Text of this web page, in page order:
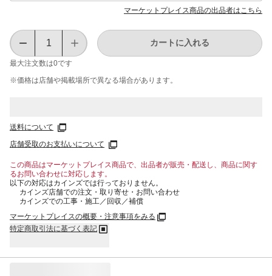
マーケットプレイス商品の出品者はこちら
最大注文数は0です
カートに入れる
※価格は​店舗や​掲載場所で​異なる​場合が​あります。
送料について
店舗受取のお支払いについて
この商品はマーケットプレイス商品で、出品者が販売・配送し、商品に関す
るお問い合わせに対応します。
以下の対応はカインズでは行っておりません。
カインズ店舗での注文・取り寄せ・お問い合わせ
カインズでの工事・施工／回収／補償
マーケットプレイスの概要・注意事項をみる
特定商取引法に基づく表記